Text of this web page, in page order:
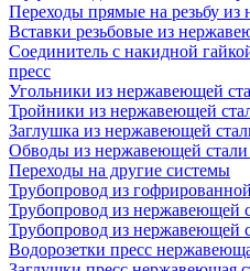
Переходы прямые на резьбу
Вставки резьбовые из
Соединитель с накидной
пресс
Угольники из нержавеющей
Тройники из нержавеющей
Заглушка из нержавеющей
Обводы из нержавеющей стали
Переходы на другие системы
Трубопровод из
Трубопровод из нержавеющей
Трубопровод из нержавеющей
Водорозетки пресс